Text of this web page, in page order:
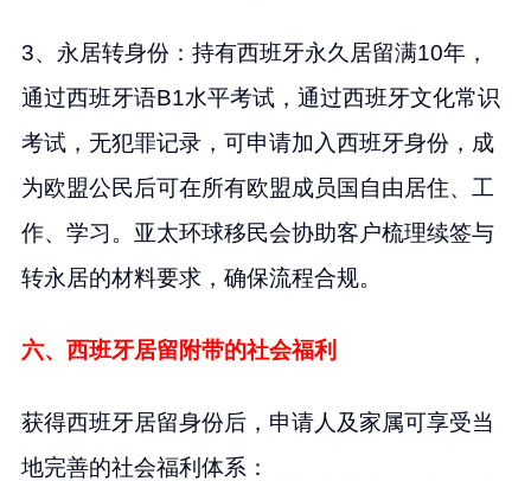
3、永居转身份：持有西班牙永久居留满10年，
通过西班牙语B1水平考试，通过西班牙文化常识
考试，无犯罪记录，可申请加入西班牙身份，成
为欧盟公民后可在所有欧盟成员国自由居住、工
作、学习。亚太环球移民会协助客户梳理续签与
转永居的材料要求，确保流程合规。
六、西班牙居留附带的社会福利
获得西班牙居留身份后，申请人及家属可享受当
地完善的社会福利体系：